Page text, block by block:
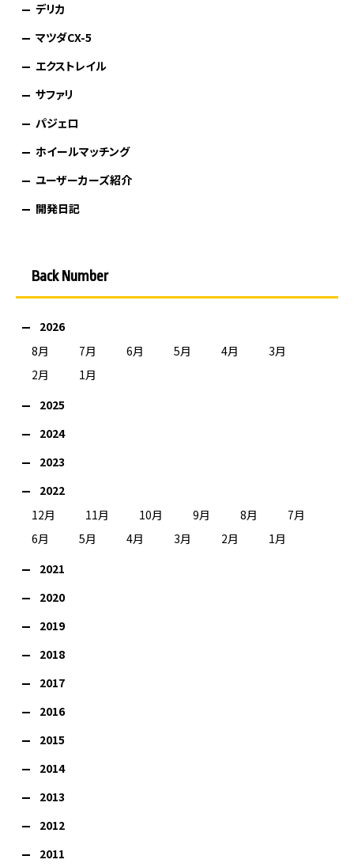
デリカ
マツダCX-5
エクストレイル
サファリ
パジェロ
ホイールマッチング
ユーザーカーズ紹介
開発日記
Back Number
2026
8月
7月 6月 5月 4月
3月
2月
1月
2025
2024
2023
2022
12月
11月 10月 9月 8月
7月
6月
5月 4月 3月 2月
1月
2021
2020
2019
2018
2017
2016
2015
2014
2013
2012
2011